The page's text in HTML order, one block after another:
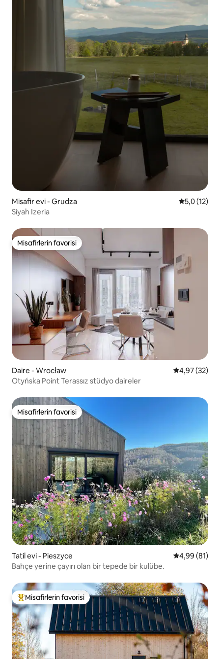
Misafir evi - Grudza 55,0 (12)
Siyah Izeria
Misafirlerin favorisi
Misafirlerin favorisi
Daire - Wrocław 5 üzerinden
4,97 (32)
Otyńska Point Terassız stüdyo daireler
Misafirlerin favorisi
Misafirlerin favorisi
Tatil evi - Pieszyce 5 üzerinden
4,99 (81)
Bahçe yerine çayırı olan bir tepede bir kulübe.
Misafirlerin favorilerinden en beğenilenler arasında
Misafirlerin favorisi